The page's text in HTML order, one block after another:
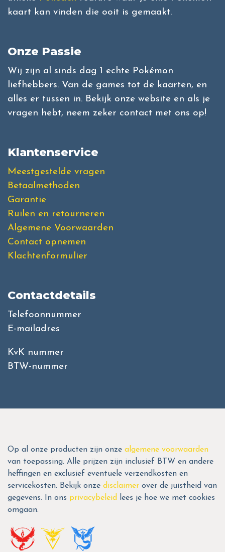
kaart kan vinden die ooit is gemaakt.
Onze Passie
Wij zijn al sinds dag 1 echte Pokémon
liefhebbers. Van de games tot de kaarten, en
alles er tussen in. Bekijk onze website en als je
vragen hebt, neem zeker contact met ons op!
Klantenservice
Meestgestelde vragen
Betaalmethoden
Garantie
Ruilen en retourneren
Algemene Voorwaarden
Contact opnemen
Klachtenformulier
Contactdetails
Telefoonnummer
E-mailadres
KvK nummer
BTW-nummer
Op al onze producten zijn onze algemene voorwaarden
van toepassing. Alle prijzen zijn inclusief BTW en andere
heffingen en exclusief eventuele verzendkosten en
servicekosten. Bekijk onze disclaimer over de juistheid van
gegevens. In ons privacybeleid
lees je hoe we met cookies
omgaan.